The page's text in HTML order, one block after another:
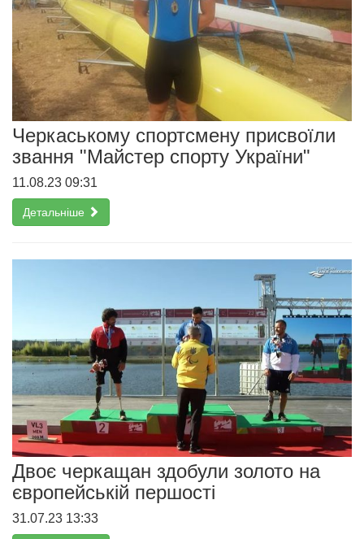
Черкаському спортсмену присвоїли
звання "Майстер спорту України"
11.08.23 09:31
Детальніше
Двоє черкащан здобули золото на
європейській першості
31.07.23 13:33